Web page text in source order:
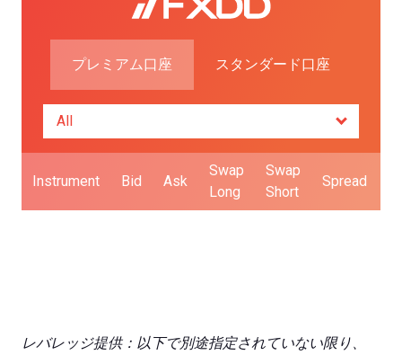
プレミアム口座 スタンダード口座
Instrument Bid Ask
Swap
Long
Swap
Short
Spread
レバレッジ提供：以下で別途指定されていない限り、